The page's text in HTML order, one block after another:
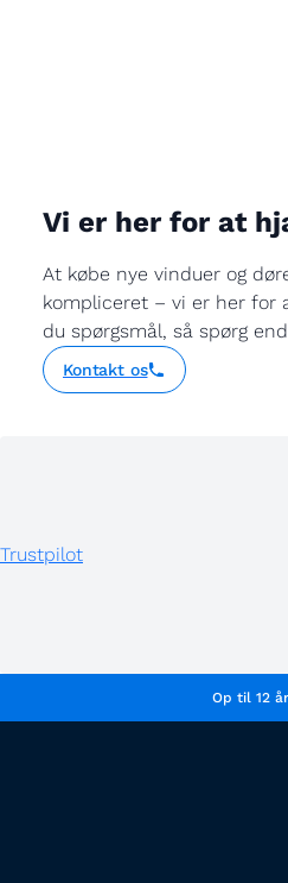
Vi er her for at
At købe nye vinduer og
kompliceret – vi er her for
du spørgsmål, så spørg
Kontakt os
Trustpilot
Op til 12